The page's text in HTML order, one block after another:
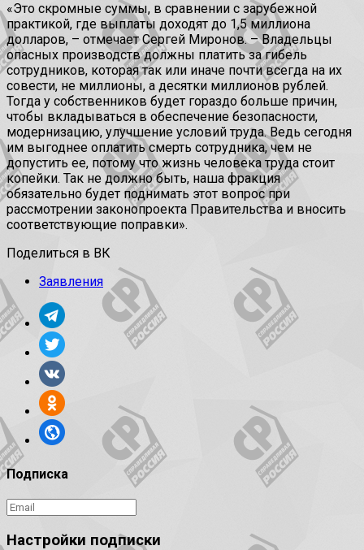
«Это скромные суммы, в сравнении с зарубежной
практикой, где выплаты доходят до 1,5 миллиона
долларов, – отмечает Сергей Миронов. – Владельцы
опасных производств должны платить за гибель
сотрудников, которая так или иначе почти всегда на их
совести, не миллионы, а десятки миллионов рублей.
Тогда у собственников будет гораздо больше причин,
чтобы вкладываться в обеспечение безопасности,
модернизацию, улучшение условий труда. Ведь сегодня
им выгоднее оплатить смерть сотрудника, чем не
допустить ее, потому что жизнь человека труда стоит
копейки. Так не должно быть, наша фракция
обязательно будет поднимать этот вопрос при
рассмотрении законопроекта Правительства и вносить
соответствующие поправки».
Поделиться в ВК
Заявления
Подписка
Настройки подписки